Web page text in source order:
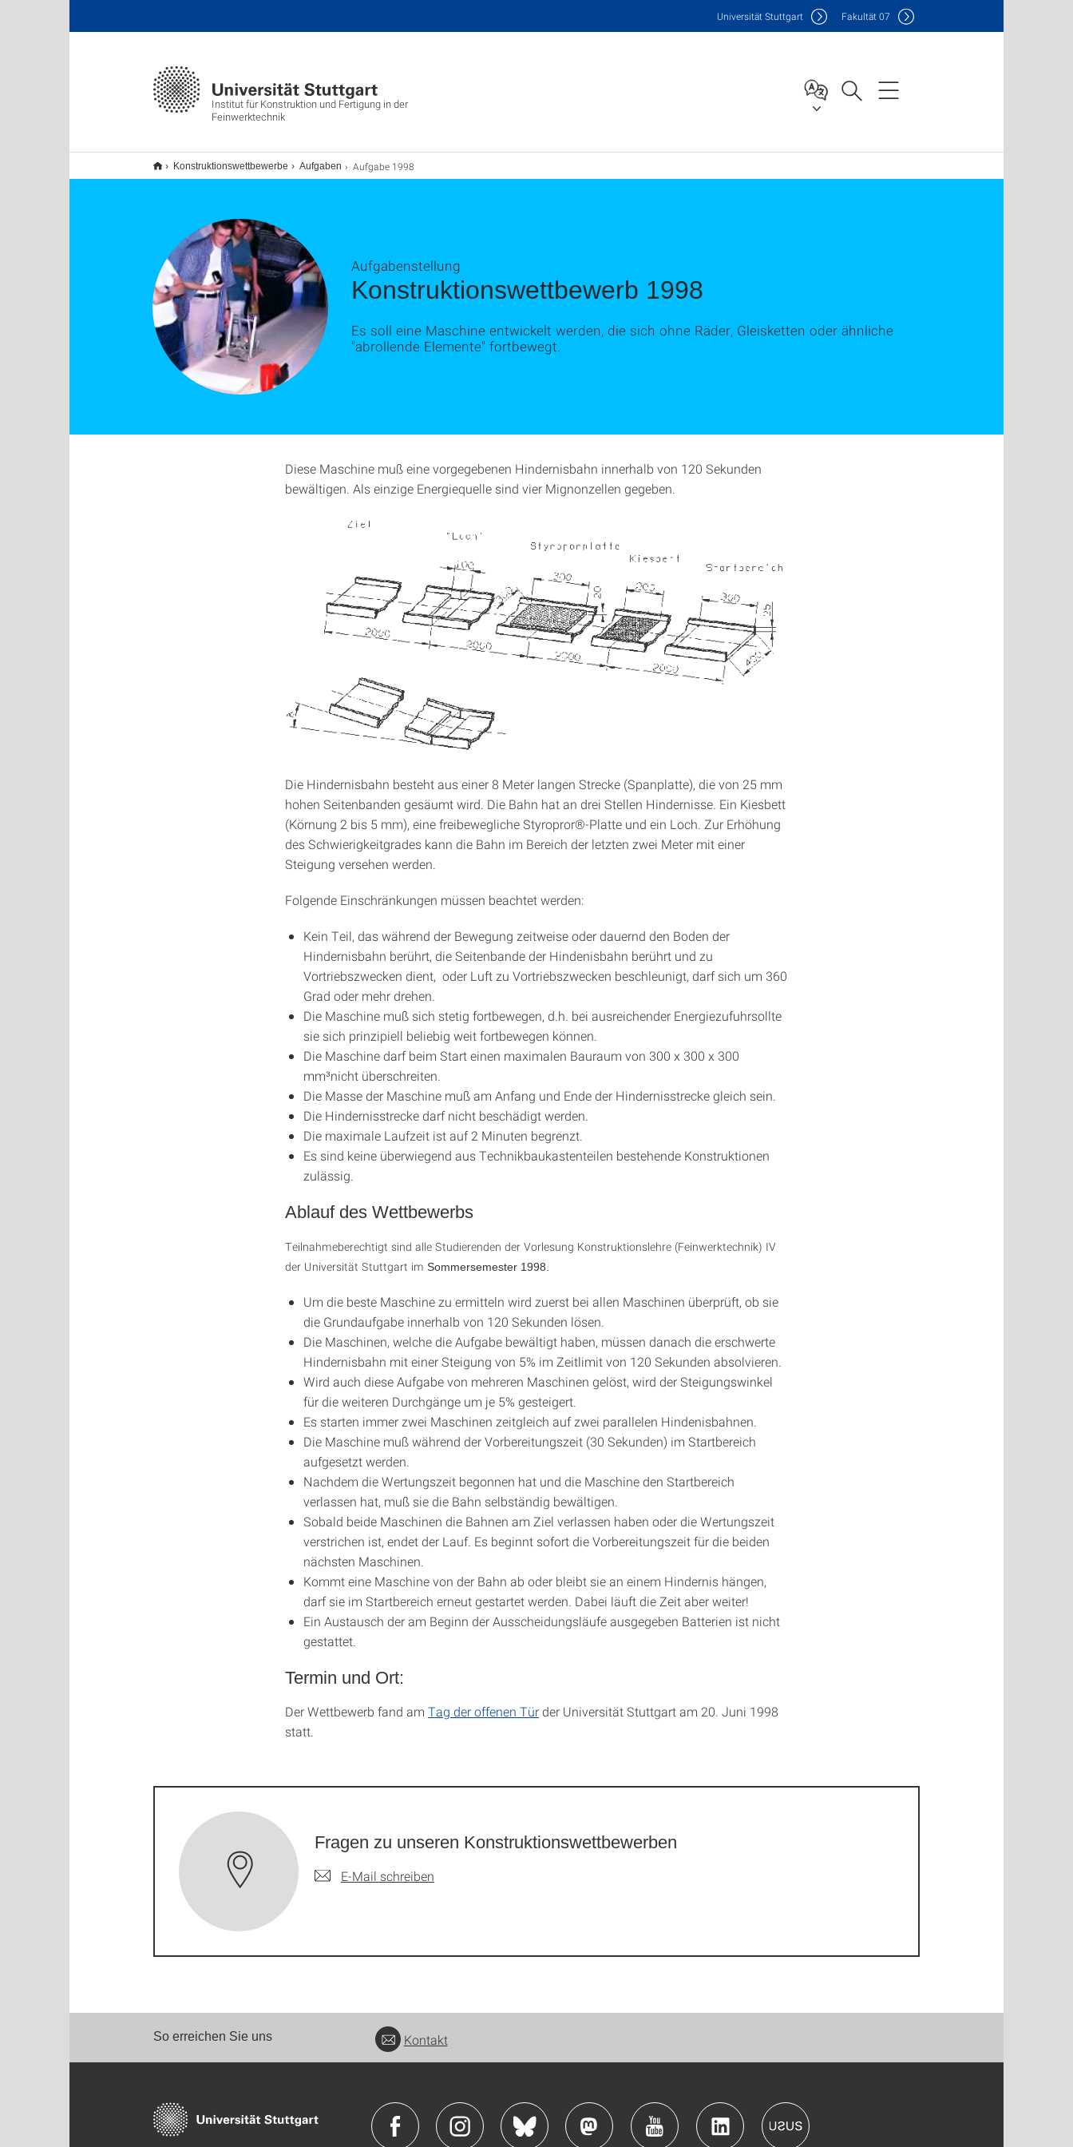
Institut für Konstruktion und Fertigung in der
Feinwerktechnik
Universität Stuttgart Fakultät07
Konstruktionswettbewerbe Aufgaben Aufgabe 1998
Konstruktionswettbewerb 1998
Aufgabenstellung
Es soll eine Maschine entwickelt werden, die sich ohne Räder, Gleisketten oder ähnliche
"abrollende Elemente" fortbewegt.
Diese Maschine muß eine vorgegebenen Hindernisbahn innerhalb von 120 Sekunden
bewältigen. Als einzige Energiequelle sind vier Mignonzellen gegeben.
Die Hindernisbahn besteht aus einer 8 Meter langen Strecke (Spanplatte), die von 25 mm
hohen Seitenbanden gesäumt wird. Die Bahn hat an drei Stellen Hindernisse. Ein Kiesbett
(Körnung 2 bis 5 mm), eine freibewegliche Styropror®-Platte und ein Loch. Zur Erhöhung
des Schwierigkeitgrades kann die Bahn im Bereich der letzten zwei Meter mit einer
Steigung versehen werden.
Folgende Einschränkungen müssen beachtet werden:
Kein Teil, das während der Bewegung zeitweise oder dauernd den Boden der
Hindernisbahn berührt, die Seitenbande der Hindenisbahn berührt und zu
Vortriebszwecken dient, oder Luft zu Vortriebszwecken beschleunigt, darf sich um 360
Grad oder mehr drehen.
Die Maschine muß sich stetig fortbewegen, d.h. bei ausreichender Energiezufuhrsollte
sie sich prinzipiell beliebig weit fortbewegen können.
Die Maschine darf beim Start einen maximalen Bauraum von 300 x 300 x 300
mm³nicht überschreiten.
Die Masse der Maschine muß am Anfang und Ende der Hindernisstrecke gleich sein.
Die Hindernisstrecke darf nicht beschädigt werden.
Die maximale Laufzeit ist auf 2 Minuten begrenzt.
Es sind keine überwiegend aus Technikbaukastenteilen bestehende Konstruktionen
zulässig.
Ablauf des Wettbewerbs
Teilnahmeberechtigt sind alle Studierenden der Vorlesung Konstruktionslehre (Feinwerktechnik) IV
der Universität Stuttgart im Sommersemester 1998.
Um die beste Maschine zu ermitteln wird zuerst bei allen Maschinen überprüft, ob sie
die Grundaufgabe innerhalb von 120 Sekunden lösen.
Die Maschinen, welche die Aufgabe bewältigt haben, müssen danach die erschwerte
Hindernisbahn mit einer Steigung von 5% im Zeitlimit von 120 Sekunden absolvieren.
Wird auch diese Aufgabe von mehreren Maschinen gelöst, wird der Steigungswinkel
für die weiteren Durchgänge um je 5% gesteigert.
Es starten immer zwei Maschinen zeitgleich auf zwei parallelen Hindenisbahnen.
Die Maschine muß während der Vorbereitungszeit (30 Sekunden) im Startbereich
aufgesetzt werden.
Nachdem die Wertungszeit begonnen hat und die Maschine den Startbereich
verlassen hat, muß sie die Bahn selbständig bewältigen.
Sobald beide Maschinen die Bahnen am Ziel verlassen haben oder die Wertungszeit
verstrichen ist, endet der Lauf. Es beginnt sofort die Vorbereitungszeit für die beiden
nächsten Maschinen.
Kommt eine Maschine von der Bahn ab oder bleibt sie an einem Hindernis hängen,
darf sie im Startbereich erneut gestartet werden. Dabei läuft die Zeit aber weiter!
Ein Austausch der am Beginn der Ausscheidungsläufe ausgegeben Batterien ist nicht
gestattet.
Termin und Ort:
Der Wettbewerb fand am Tag der offenen Türder Universität Stuttgart am 20. Juni 1998
statt.
Fragen zu unseren Konstruktionswettbewerben
E-Mail schreiben
So erreichen Sie uns Kontakt